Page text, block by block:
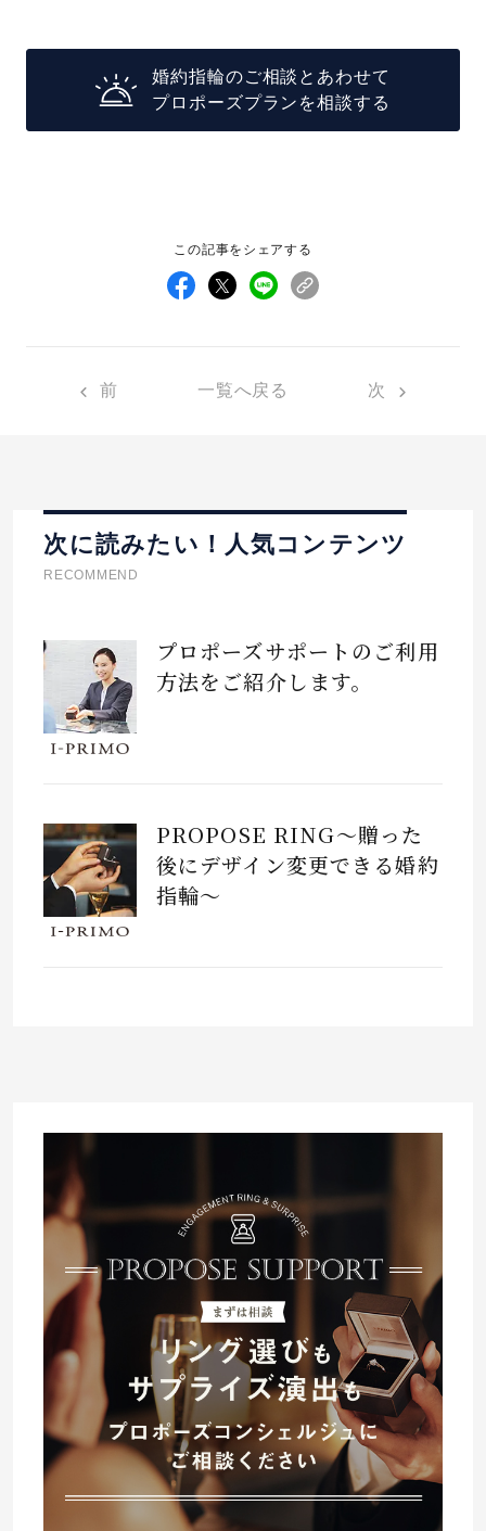
婚約指輪のご相談とあわせて
プロポーズプランを相談する
この記事をシェアする
前 一覧へ戻る 次
次に読みたい！人気コンテンツ
RECOMMEND
プロポーズサポートのご利用
方法をご紹介します。
PROPOSE RING～贈った
後にデザイン変更できる婚約
指輪～